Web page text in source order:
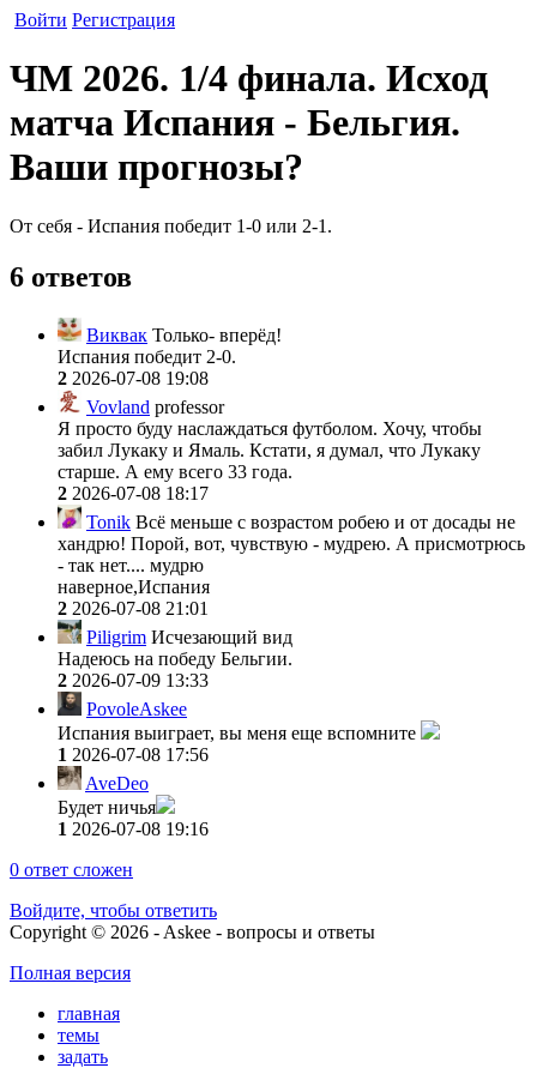
Войти Регистрация
ЧМ 2026. 1/4 финала. Исход
матча Испания - Бельгия.
Ваши прогнозы?
От себя - Испания победит 1-0 или 2-1.
6 ответов
Виквак Только- вперёд!
Испания победит 2-0.
2 2026-07-08 19:08
Vovland professor
Я просто буду наслаждаться футболом. Хочу, чтобы
забил Лукаку и Ямаль. Кстати, я думал, что Лукаку
старше. А ему всего 33 года.
2 2026-07-08 18:17
Tonik Всё меньше с возрастом робею и от досады не
хандрю! Порой, вот, чувствую - мудрею. А присмотрюсь
- так нет.... мудрю
наверное,Испания
2 2026-07-08 21:01
Piligrim Исчезающий вид
Надеюсь на победу Бельгии.
2 2026-07-09 13:33
PovoleAskee
Испания выиграет, вы меня еще вспомните
1 2026-07-08 17:56
AveDeo
Будет ничья
1 2026-07-08 19:16
0 ответ сложен
Войдите, чтобы ответить
Copyright © 2026 - Askee - вопросы и ответы
Полная версия
главная
темы
задать